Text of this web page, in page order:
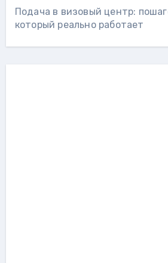
Подача в визовый центр:
который реально работает